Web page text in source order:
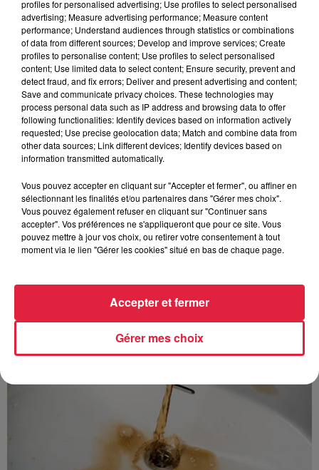
Les sentiers poussettes de la Vallée de Villé
La Vallée de Villé propose 14 randonnées à faire en
nature sans grande difficulté. On a testé...
profiles for personalised advertising; Use profiles to select personalised
advertising; Measure advertising performance; Measure content
performance; Understand audiences through statistics or combinations
of data from different sources; Develop and improve services; Create
profiles to personalise content; Use profiles to select personalised
content; Use limited data to select content; Ensure security, prevent and
detect fraud, and fix errors; Deliver and present advertising and content;
Save and communicate privacy choices. These technologies may
process personal data such as IP address and browsing data to offer
following functionalities: Identify devices based on information actively
requested; Use precise geolocation data; Match and combine data from
other data sources; Link different devices; Identify devices based on
information transmitted automatically.
Vous pouvez accepter en cliquant sur "Accepter et fermer", ou affiner en
sélectionnant les finalités et/ou partenaires dans "Gérer mes choix".
Vous pouvez également refuser en cliquant sur "Continuer sans
accepter". Vos préférences ne s'appliqueront que pour ce site. Vous
pouvez mettre à jour vos choix, ou retirer votre consentement à tout
moment via le lien "Gérer les cookies" situé en bas de chaque page.
Gérer mes choix
Accepter et fermer